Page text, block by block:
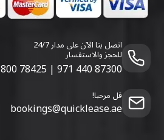
اتصل بنا الآن على مدار 24/7
للحجز والاستفسار
800 78425 | 971 440 87300
قل مرحبا!
bookings@quicklease.ae